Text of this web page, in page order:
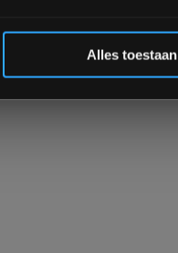
Alles toestaan